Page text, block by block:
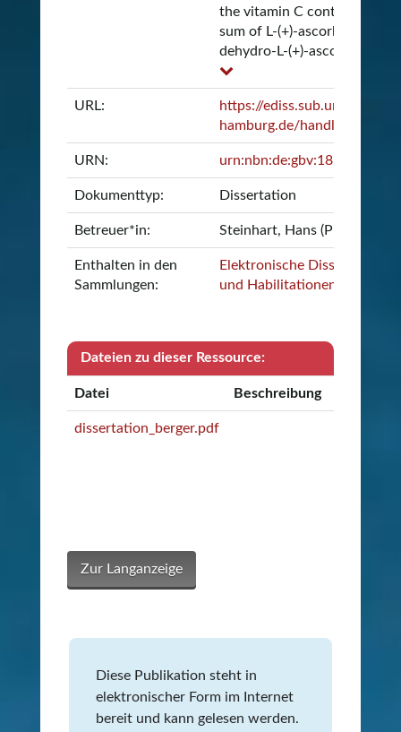
the vitamin C content (as the
sum of L-(+)-ascorbic acid
dehydro-L-(+)-ascorbic ...
URL:
https://ediss.sub.uni-
hamburg.de/handle/ediss/
URN: urn:nbn:de:gbv:18-32360
Dokumenttyp: Dissertation
Betreuer*in: Steinhart, Hans (Prof. Dr.
Enthalten in den
Sammlungen:
Elektronische Dissertationen
und Habilitationen
Dateien zu dieser Ressource:
Datei Beschreibung
dissertation_berger.pdf
Zur Langanzeige
Diese Publikation steht in
elektronischer Form im Internet
bereit und kann gelesen werden.